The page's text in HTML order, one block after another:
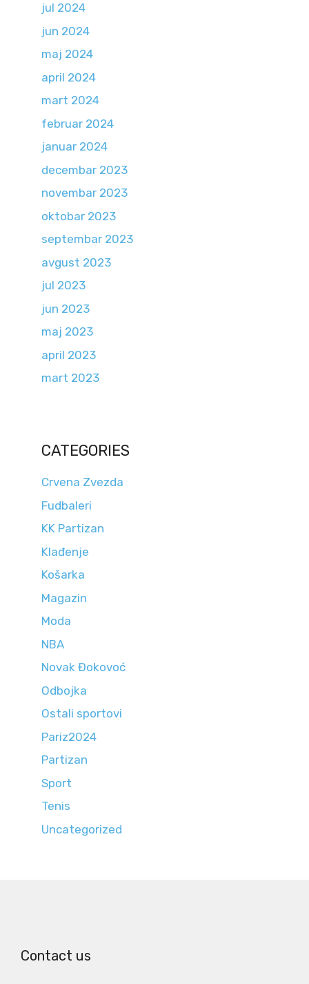
jul 2024
jun 2024
maj 2024
april 2024
mart 2024
februar 2024
januar 2024
decembar 2023
novembar 2023
oktobar 2023
septembar 2023
avgust 2023
jul 2023
jun 2023
maj 2023
april 2023
mart 2023
CATEGORIES
Crvena Zvezda
Fudbaleri
KK Partizan
Klađenje
Košarka
Magazin
Moda
NBA
Novak Đokovoć
Odbojka
Ostali sportovi
Pariz2024
Partizan
Sport
Tenis
Uncategorized
Contact us